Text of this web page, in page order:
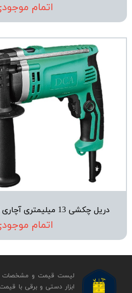
اتمام
دریل چکشی 13 میلیمتری آچاری AZJ16 دی سی ای
اتمام
لیست قیمت و مشخصات
ابزار دستی و برقی ​​​​​​​با